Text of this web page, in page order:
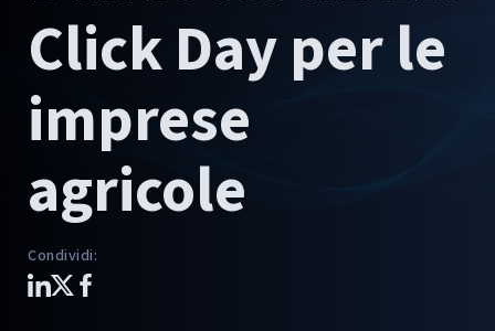
Click Day per le
imprese
agricole
Condividi: